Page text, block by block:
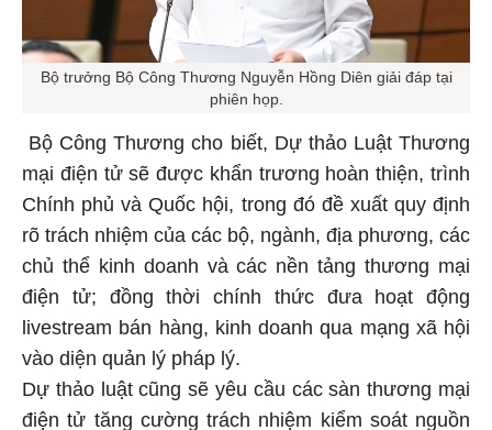
Bộ trưởng Bộ Công Thương Nguyễn Hồng Diên giải đáp tại
phiên họp.
Bộ Công Thương cho biết, Dự thảo Luật Thương
mại điện tử sẽ được khẩn trương hoàn thiện, trình
Chính phủ và Quốc hội, trong đó đề xuất quy định
rõ trách nhiệm của các bộ, ngành, địa phương, các
chủ thể kinh doanh và các nền tảng thương mại
điện tử; đồng thời chính thức đưa hoạt động
livestream bán hàng, kinh doanh qua mạng xã hội
vào diện quản lý pháp lý.
Dự thảo luật cũng sẽ yêu cầu các sàn thương mại
điện tử tăng cường trách nhiệm kiểm soát nguồn